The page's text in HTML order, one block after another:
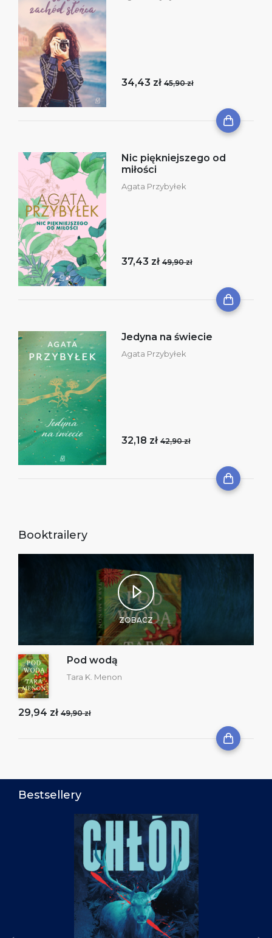
34,43 zł 45,90 zł
Nic piękniejszego od
miłości
Agata Przybyłek
37,43 zł 49,90 zł
Jedyna na świecie
Agata Przybyłek
32,18 zł 42,90 zł
Booktrailery
ZOBACZ
Pod wodą
Tara K. Menon
29,94 zł 49,90 zł
Bestsellery